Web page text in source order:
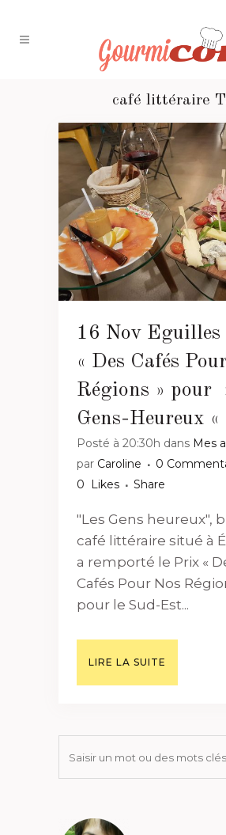
café littéraire
16 Nov
« Des Cafés
Régions » pour
Gens-Heureux «
Posté à 20:30h dans Mes
par Caroline
0
0
Likes Share
"Les Gens heureux",
café littéraire situé à
a remporté le Prix «
Cafés Pour Nos
pour le Sud-Est...
LIRE LA SUITE